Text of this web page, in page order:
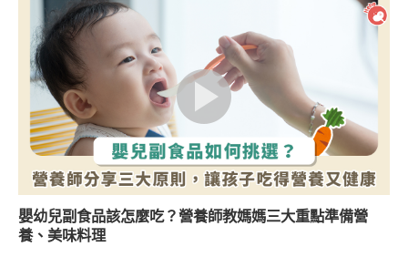
嬰幼兒副食品該怎麼吃？營養師教媽媽三大重點準備營
養、美味料理